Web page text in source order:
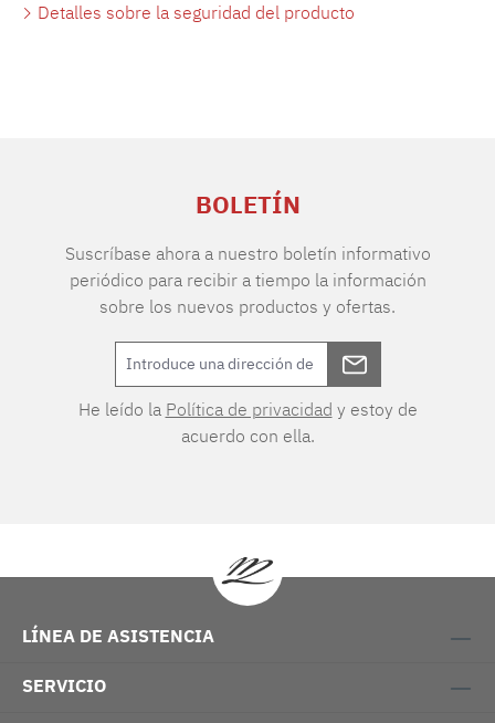
Detalles sobre la seguridad del producto
BOLETÍN
Suscríbase ahora a nuestro boletín informativo
periódico para recibir a tiempo la información
sobre los nuevos productos y ofertas.
He leído la Política de privacidad y estoy de
acuerdo con ella.
LÍNEA DE ASISTENCIA
SERVICIO